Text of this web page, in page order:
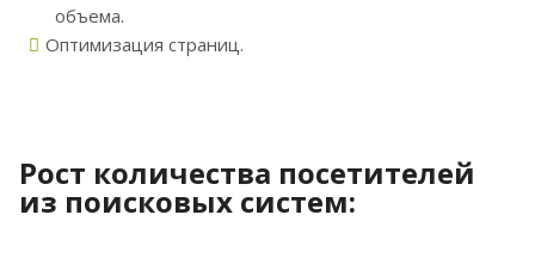
объема.
Оптимизация страниц.
Рост количества посетителей
из поисковых систем: